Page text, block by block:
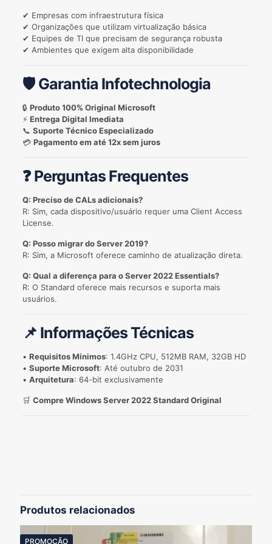
✔ Empresas com infraestrutura física
✔ Organizações que utilizam virtualização básica
✔ Equipes de TI que precisam de segurança robusta
✔ Ambientes que exigem alta disponibilidade
🛡️ Garantia Infotechnologia
🔒 Produto 100% Original Microsoft
⚡ Entrega Digital Imediata
📞 Suporte Técnico Especializado
💳 Pagamento em até 12x sem juros
❓ Perguntas Frequentes
Q: Preciso de CALs adicionais?
R: Sim, cada dispositivo/usuário requer uma Client Access
License.
Q: Posso migrar do Server 2019?
R: Sim, a Microsoft oferece caminho de atualização direta.
Q: Qual a diferença para o Server 2022 Essentials?
R: O Standard oferece mais recursos e suporta mais
usuários.
📌 Informações Técnicas
• Requisitos Mínimos: 1.4GHz CPU, 512MB RAM, 32GB HD
• Suporte Microsoft: Até outubro de 2031
• Arquitetura: 64-bit exclusivamente
🛒 Compre Windows Server 2022 Standard Original
Original Microsoft”
Produtos relacionados
PROMOÇÃO